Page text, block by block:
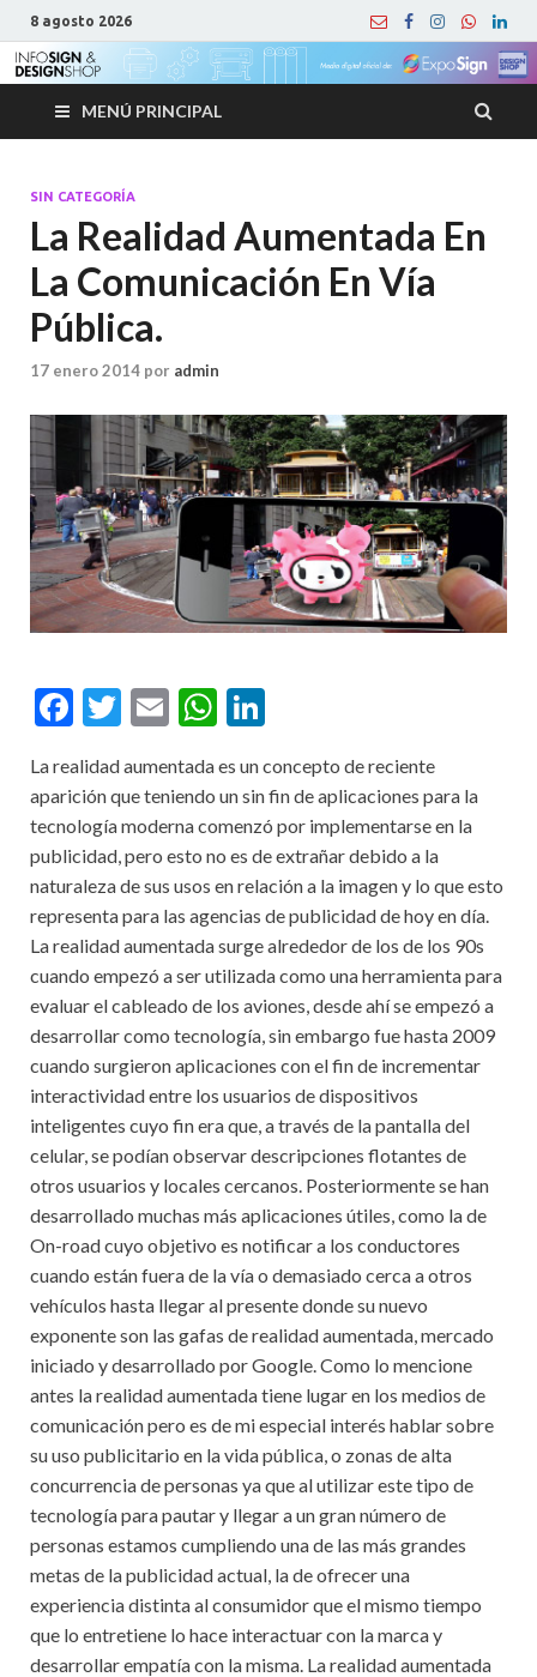
8 agosto 2026
MENÚ PRINCIPAL
SIN CATEGORÍA
La Realidad Aumentada En
La Comunicación En Vía
Pública.
17 enero 2014 por admin
F
e
b
o
o
k
T
itt
er
E
ai
l
W
at
s
A
p
p
ke
dI
n
La realidad aumentada es un concepto de reciente
aparición que teniendo un sin fin de aplicaciones para la
tecnología moderna comenzó por implementarse en la
publicidad, pero esto no es de extrañar debido a la
naturaleza de sus usos en relación a la imagen y lo que esto
representa para las agencias de publicidad de hoy en día.
La realidad aumentada surge alrededor de los de los 90s
cuando empezó a ser utilizada como una herramienta para
evaluar el cableado de los aviones, desde ahí se empezó a
desarrollar como tecnología, sin embargo fue hasta 2009
cuando surgieron aplicaciones con el fin de incrementar
interactividad entre los usuarios de dispositivos
inteligentes cuyo fin era que, a través de la pantalla del
celular, se podían observar descripciones flotantes de
otros usuarios y locales cercanos. Posteriormente se han
desarrollado muchas más aplicaciones útiles, como la de
On-road cuyo objetivo es notificar a los conductores
cuando están fuera de la vía o demasiado cerca a otros
vehículos hasta llegar al presente donde su nuevo
exponente son las gafas de realidad aumentada, mercado
iniciado y desarrollado por Google. Como lo mencione
antes la realidad aumentada tiene lugar en los medios de
comunicación pero es de mi especial interés hablar sobre
su uso publicitario en la vida pública, o zonas de alta
concurrencia de personas ya que al utilizar este tipo de
tecnología para pautar y llegar a un gran número de
personas estamos cumpliendo una de las más grandes
metas de la publicidad actual, la de ofrecer una
experiencia distinta al consumidor que el mismo tiempo
que lo entretiene lo hace interactuar con la marca y
desarrollar empatía con la misma. La realidad aumentada